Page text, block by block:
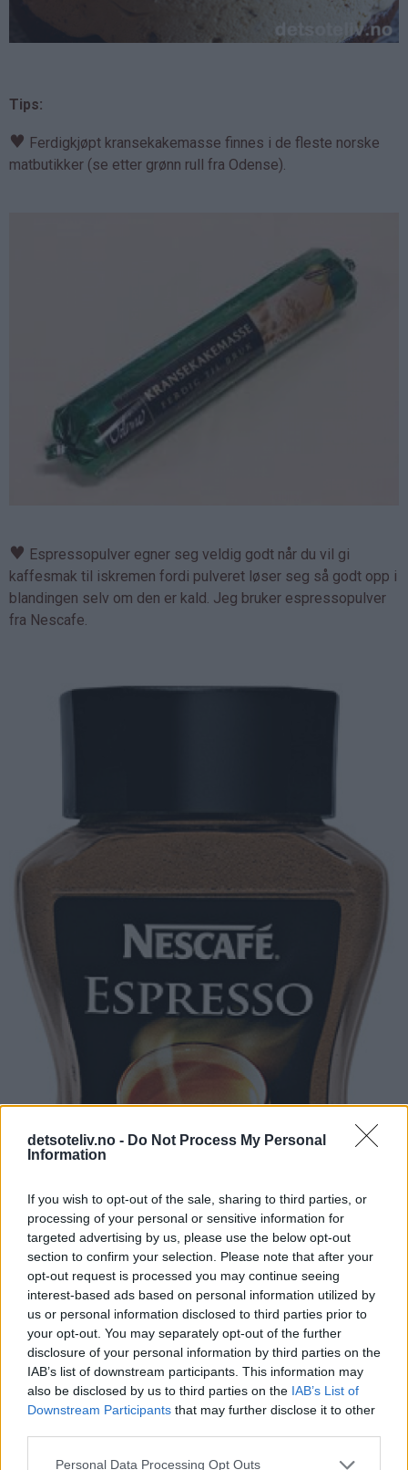
detsoteliv.no - Do Not Process My Personal
Information
If you wish to opt-out of the sale, sharing to third parties, or
processing of your personal or sensitive information for
targeted advertising by us, please use the below opt-out
section to confirm your selection. Please note that after your
opt-out request is processed you may continue seeing
interest-based ads based on personal information utilized by
us or personal information disclosed to third parties prior to
your opt-out. You may separately opt-out of the further
disclosure of your personal information by third parties on the
IAB’s list of downstream participants. This information may
also be disclosed by us to third parties on the IAB’s List of
Downstream Participants that may further disclose it to other
Personal Data Processing Opt Outs
Tips:
♥ Ferdigkjøpt kransekakemasse finnes i de fleste norske
matbutikker (se etter grønn rull fra Odense).
♥ Espressopulver egner seg veldig godt når du vil gi
kaffesmak til iskremen fordi pulveret løser seg så godt opp i
blandingen selv om den er kald. Jeg bruker espressopulver
fra Nescafe.